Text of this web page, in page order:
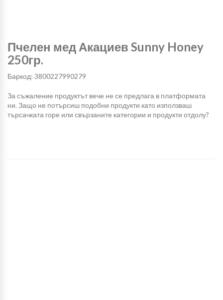
Пчелен мед Акациев Sunny Honey
250гр.
Баркод: 3800227990279
За съжаление продуктът вече не се предлага в платформата
ни. Защо не потърсиш подобни продукти като използваш
търсачката горе или свързаните категории и продукти отдолу?